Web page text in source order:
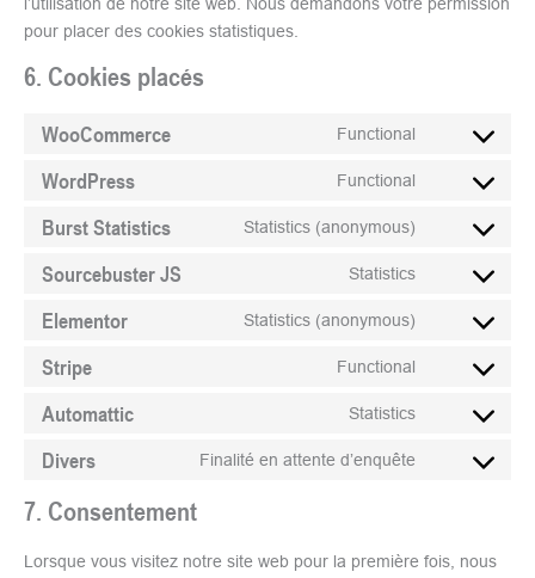
pour placer des cookies statistiques.
6. Cookies placés
WooCommerce Functional
WordPress Functional
Burst Statistics Statistics (anonymous)
Sourcebuster JS Statistics
Elementor Statistics (anonymous)
Stripe Functional
Automattic Statistics
Divers Finalité en attente d’enquête
7. Consentement
Lorsque vous visitez notre site web pour la première fois, nous